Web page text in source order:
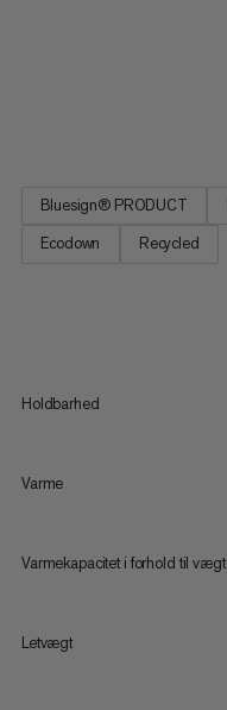
Bluesign® PRODUCT
Ecodown
Recycled
Holdbarhed
Varme
Varmekapacitet i forhold til vægt
Letvægt